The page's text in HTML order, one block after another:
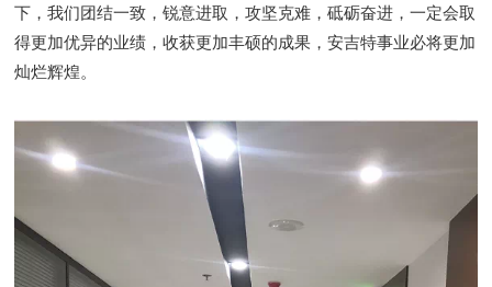
下，我们团结一致，锐意进取，攻坚克难，砥砺奋进，一定会取
得更加优异的业绩，收获更加丰硕的成果，安吉特事业必将更加
灿烂辉煌。